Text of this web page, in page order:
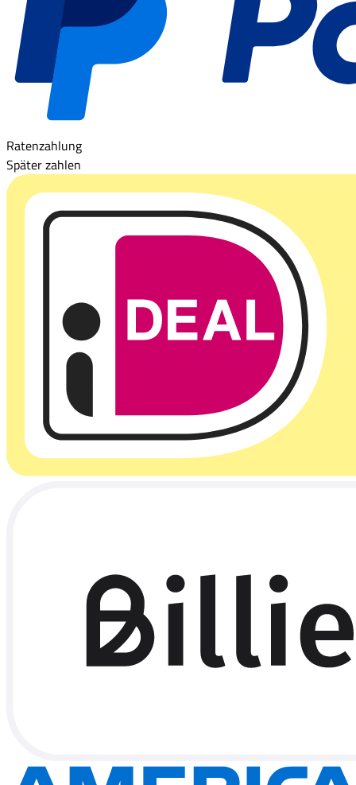
Ratenzahlung
Später zahlen